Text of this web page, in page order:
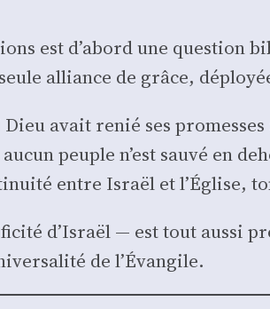
est d’abord une ques­tion
alliance de grâce,
Dieu avait renié ses
peuple n’est sau­vé en
entre Israël et l’Église,
d’Israël — est tout aus­si
de l’Évangile.